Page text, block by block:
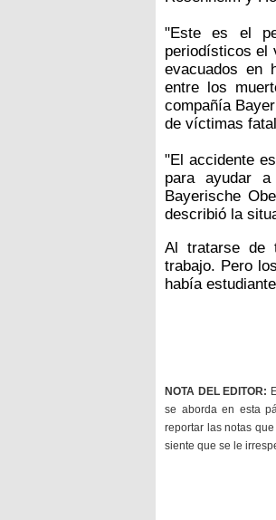
"Este es el
periodísticos el
evacuados en
entre los
compañía
de víctimas
"El accidente
para ayudar
Bayerische
describió la
Al tratarse de
trabajo. Pero
había
NOTA DEL EDITOR:
se aborda en esta
reportar las notas
siente que se le